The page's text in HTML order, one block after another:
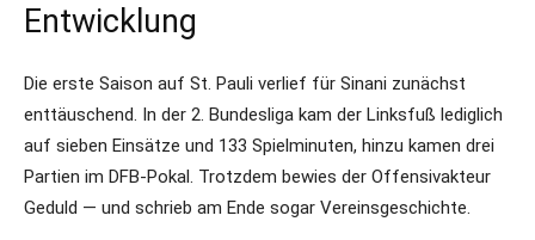
Entwicklung
Die erste Saison auf St. Pauli verlief für Sinani zunächst
enttäuschend. In der 2. Bundesliga kam der Linksfuß lediglich
auf sieben Einsätze und 133 Spielminuten, hinzu kamen drei
Partien im DFB-Pokal. Trotzdem bewies der Offensivakteur
Geduld — und schrieb am Ende sogar Vereinsgeschichte.